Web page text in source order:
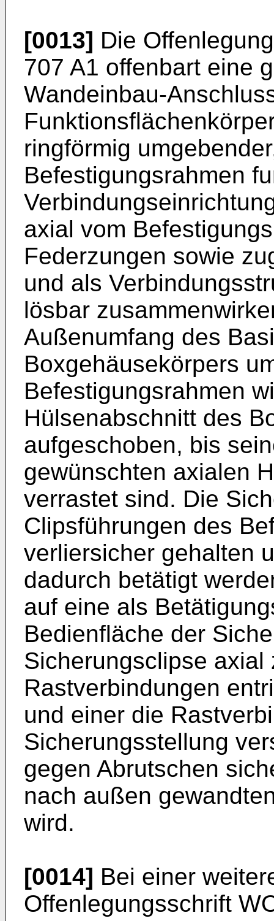
[0013] Die
707 A1 offenbart eine
Wandeinbau-
ringförmig
Befestigungsrahmen
axial vom
Federzungen sowie
und als
lösbar
Außenumfang des
Boxgehäusekörpers
Befestigungsrahmen
Hülsenabschnitt des
aufgeschoben, bis
gewünschten axialen
verrastet sind. Die
Clipsführungen des
verliersicher gehalten
dadurch betätigt
auf eine als
Bedienfläche der
Sicherungsclipse
Rastverbindungen
und einer die
Sicherungsstellung
gegen Abrutschen
nach außen
wird.
[0014] Bei einer
Offenlegungsschrift